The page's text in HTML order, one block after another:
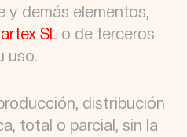
demás elementos,
SL o de terceros
uso.
distribución
total o parcial, sin la